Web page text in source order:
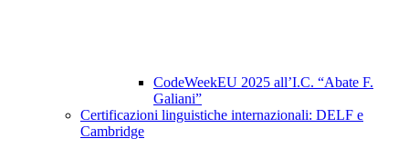
CodeWeekEU 2025 all’I.C. “Abate F.
Galiani”
Certificazioni linguistiche internazionali: DELF e
Cambridge